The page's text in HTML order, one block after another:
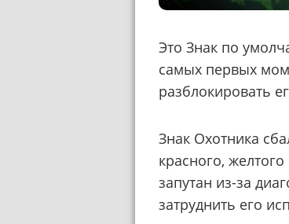
Это Знак по
самых первых
разблокировать
Знак Охотника
красного,
запутан из-за
затруднить его